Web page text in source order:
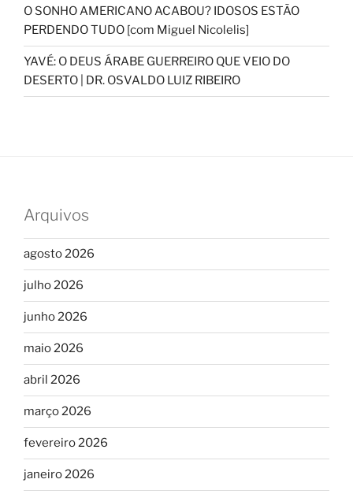
O SONHO AMERICANO ACABOU? IDOSOS ESTÃO
PERDENDO TUDO [com Miguel Nicolelis]
YAVÉ: O DEUS ÁRABE GUERREIRO QUE VEIO DO
DESERTO | DR. OSVALDO LUIZ RIBEIRO
Arquivos
agosto 2026
julho 2026
junho 2026
maio 2026
abril 2026
março 2026
fevereiro 2026
janeiro 2026